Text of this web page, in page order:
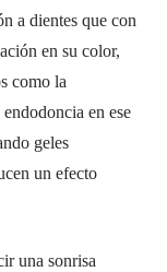
a dientes que con
en su color,
como la
en ese
geles
un efecto
una sonrisa